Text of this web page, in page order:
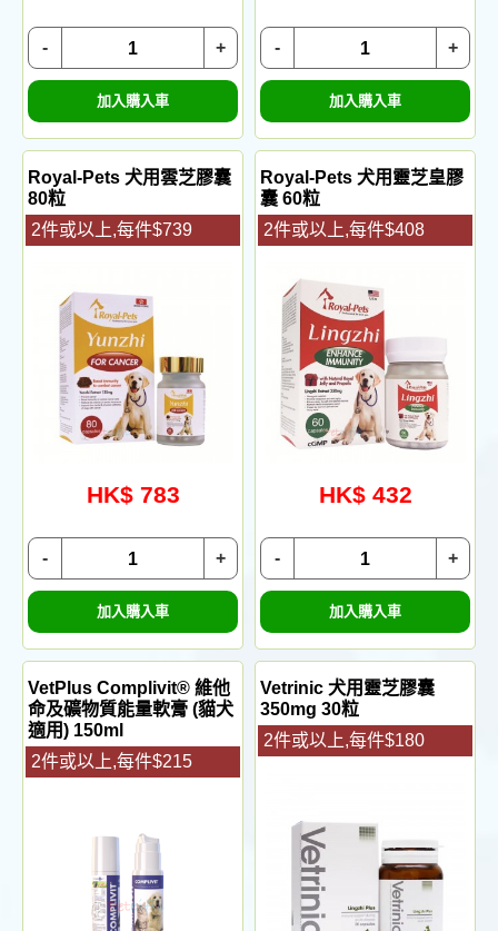
+
-
加入購入車
+
-
加入購入車
Royal-Pets 犬用雲芝膠囊
80粒
2件或以上,每件$739
HK$ 783
+
-
加入購入車
Royal-Pets 犬用靈芝皇膠
囊 60粒
2件或以上,每件$408
HK$ 432
+
-
加入購入車
VetPlus Complivit® 維他
命及礦物質能量軟膏 (貓犬
適用) 150ml
2件或以上,每件$215
Vetrinic 犬用靈芝膠囊
350mg 30粒
2件或以上,每件$180